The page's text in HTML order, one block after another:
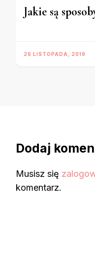
Jakie są
26 LISTOPADA, 2019
Dodaj
Musisz się
komentarz.